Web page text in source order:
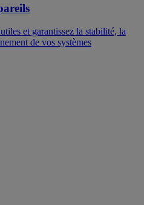
et garantissez la stabilité, la
de vos systèmes